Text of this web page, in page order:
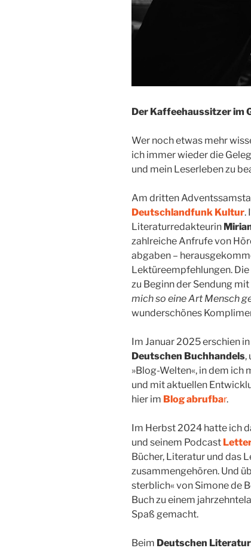
Der Kaffeehaussitzer im
Wer noch etwas mehr
ich immer wieder die
und mein Leserleben zu
Am dritten
Deutschlandfunk Kultur.
Literaturredakteurin
zahlreiche Anfrufe von
abgaben –
Lektüreempfehlungen.
zu Beginn der Sendung
mich so eine Art Mensch
wunderschönes
Im Januar 2025 erschien
Deutschen Buchhandels,
»Blog-Welten«, in dem
und mit aktuellen
hier im Blog abrufbar.
Im Herbst 2024 hatte ich
und seinem Podcast
Bücher, Literatur und das
zusammengehören. Und
sterblich« von Simone de
Buch zu einem
Spaß gemacht.
Beim Deutschen